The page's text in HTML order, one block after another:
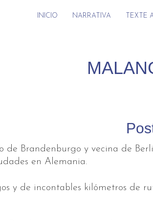
INICIO NARRATIVA TEXTE
de Brandenburgo y vecina de
en Alemania.
y de incontables kilómetros de